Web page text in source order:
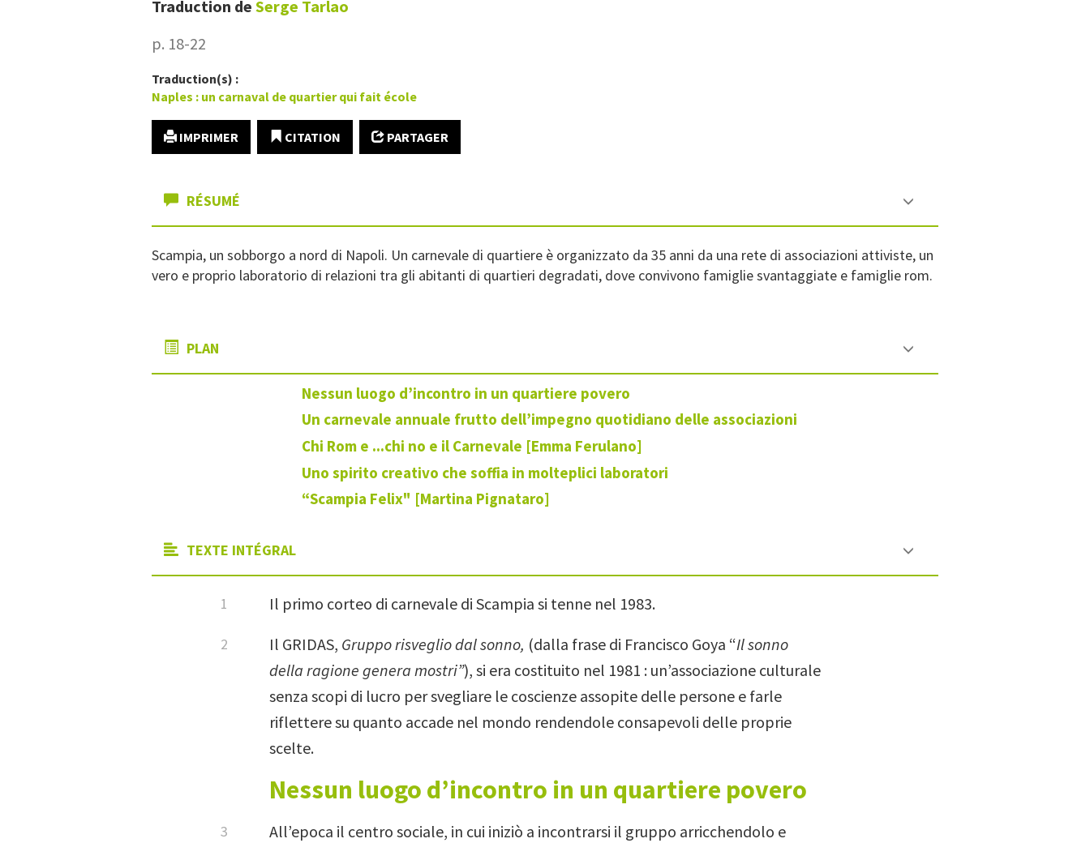
Traduction de Serge Tarlao
p. 18-22
Traduction(s) :
Naples : un carnaval de quartier qui fait école
IMPRIMER CITATION PARTAGER
RÉSUMÉ
Scampia, un sobborgo a nord di Napoli. Un carnevale di quartiere è organizzato da 35 anni da una rete di associazioni attiviste, un
vero e proprio laboratorio di relazioni tra gli abitanti di quartieri degradati, dove convivono famiglie svantaggiate e famiglie rom.
PLAN
Nessun luogo d’incontro in un quartiere povero
Un carnevale annuale frutto dell’impegno quotidiano delle associazioni
Chi Rom e ...chi no e il Carnevale [Emma Ferulano]
Uno spirito creativo che soffia in molteplici laboratori
“Scampia Felix" [Martina Pignataro]
TEXTE INTÉGRAL
Il primo corteo di carnevale di Scampia si tenne nel 1983.
Il GRIDAS, Gruppo risveglio dal sonno, (dalla frase di Francisco Goya “Il sonno
della ragione genera mostri”), si era costituito nel 1981 : un’associazione culturale
senza scopi di lucro per svegliare le coscienze assopite delle persone e farle
riflettere su quanto accade nel mondo rendendole consapevoli delle proprie
scelte.
Nessun luogo d’incontro in un quartiere povero
All’epoca il centro sociale, in cui iniziò a incontrarsi il gruppo arricchendolo e